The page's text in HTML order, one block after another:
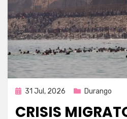
Publicada
31 Jul, 2026 Durango
CRISIS